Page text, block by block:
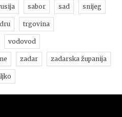
sabor sad snijeg
trgovina
vodovod
zadar zadarska županija